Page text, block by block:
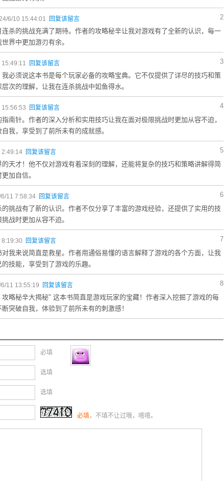
2
6/10 15:44:01 回复该留言
杀的挑战充满了期待。作者的攻略秘辛让我对游戏有了全新的认识，每一
界中更加游刃有余。
3
回复该留言
必须说这本书是每个玩家必备的攻略宝典。它不仅提供了详尽的技巧和策
次的理解，让我在连杀挑战中如鱼得水。
4
回复该留言
南针。作者的深入分析和实用技巧让我在面对极限挑战时更加从容不迫，
我，享受到了前所未有的成就感。
5
2:49:14 回复该留言
天才！他不仅对游戏有着深刻的理解，还能将复杂的技巧和策略讲解得简
加自信。
6
11 7:58:34 回复该留言
挑战有了新的认识。作者不仅分享了丰富的游戏经验，还提供了实用的技
战时更加从容不迫。
7
回复该留言
我来说简直是救星。作者用通俗易懂的语言解释了游戏的各个方面，让我
技能，享受到了游戏的乐趣。
8
11 13:55:19 回复该留言
略秘辛大揭秘" 这本书简直是游戏玩家的宝藏！作者深入挖掘了游戏的每
突破自我，体验到了前所未有的刺激感！
必填
选填
选填
必填，不填不让过哦，嘻嘻。